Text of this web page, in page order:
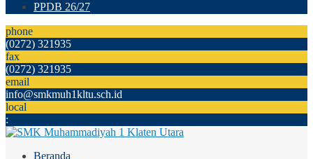
PPDB 26/27
phone
(0272) 321935
fax
(0272) 321935
email
info@smkmuh1kltu.sch.id
local
:
Beranda